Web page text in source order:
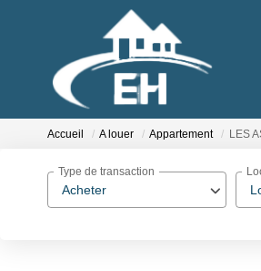
Accueil A louer Appartement LES
Acheter
Type de transaction